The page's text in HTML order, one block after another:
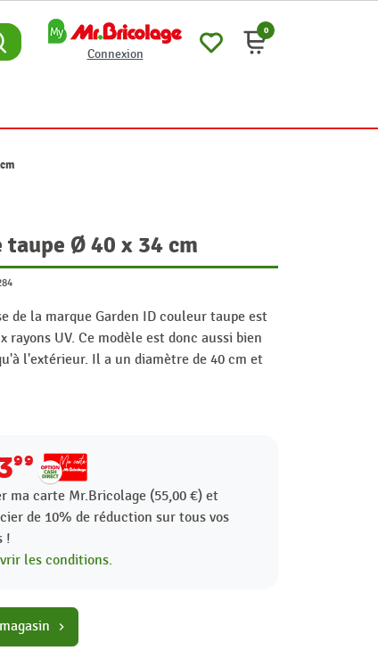
Connexion
0
taupe Ø 40 x 34 cm
de la marque Garden ID couleur taupe est
UV. Ce modèle est donc aussi bien
l'extérieur. Il a un diamètre de 40 cm et
99
ma carte Mr.Bricolage (55,00 €) et
de 10% de réduction sur tous vos
!
les conditions.
chevron_right